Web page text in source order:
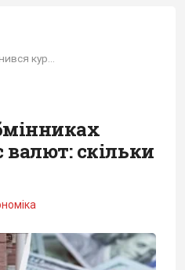
валют: скільки